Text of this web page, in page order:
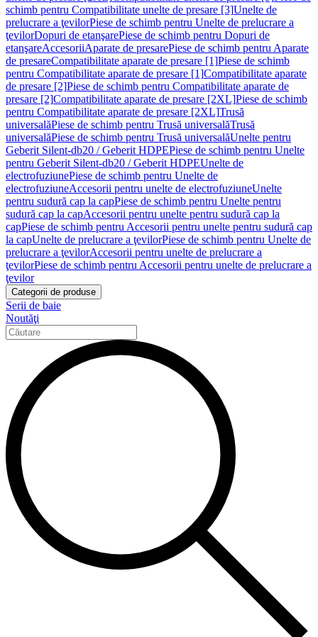
schimb pentru Compatibilitate unelte de presare [3]Unelte de
prelucrare a ţevilorPiese de schimb pentru Unelte de prelucrare a
ţevilorDopuri de etanşarePiese de schimb pentru Dopuri de
etanşareAccesoriiAparate de presarePiese de schimb pentru Aparate
de presareCompatibilitate aparate de presare [1]Piese de schimb
pentru Compatibilitate aparate de presare [1]Compatibilitate aparate
de presare [2]Piese de schimb pentru Compatibilitate aparate de
presare [2]Compatibilitate aparate de presare [2XL]Piese de schimb
pentru Compatibilitate aparate de presare [2XL]Trusă
universalăPiese de schimb pentru Trusă universalăTrusă
universalăPiese de schimb pentru Trusă universalăUnelte pentru
Geberit Silent-db20 / Geberit HDPEPiese de schimb pentru Unelte
pentru Geberit Silent-db20 / Geberit HDPEUnelte de
electrofuziunePiese de schimb pentru Unelte de
electrofuziuneAccesorii pentru unelte de electrofuziuneUnelte
pentru sudură cap la capPiese de schimb pentru Unelte pentru
sudură cap la capAccesorii pentru unelte pentru sudură cap la
capPiese de schimb pentru Accesorii pentru unelte pentru sudură cap
la capUnelte de prelucrare a ţevilorPiese de schimb pentru Unelte de
prelucrare a ţevilorAccesorii pentru unelte de prelucrare a
ţevilorPiese de schimb pentru Accesorii pentru unelte de prelucrare a
ţevilor
Categorii de produse
Serii de baie
Noutăţi